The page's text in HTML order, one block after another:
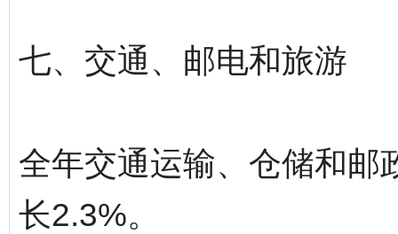
七、交通、邮电和旅游
全年交通运输、仓储和邮
长2.3%。